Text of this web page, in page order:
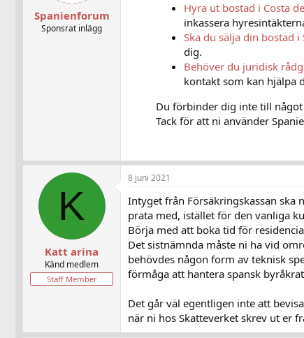
Spanienforum
Sponsrat inlägg
Hyra ut bostad i Costa
inkassera
Ska du sälja din bostad i
dig.
Behöver du juridisk
kontakt som kan hjälpa
Du förbinder dig inte till
Tack för att ni använder
K
Katt arina
Känd medlem
Staff Member
8 juni 2021
Intyget från Försäkringskassan ska
prata med, istället för den vanliga
Börja med att boka tid för
Det sistnämnda måste ni ha vid
behövdes någon form av teknisk
förmåga att hantera spansk
Det går väl egentligen inte att
när ni hos Skatteverket skrev ut er